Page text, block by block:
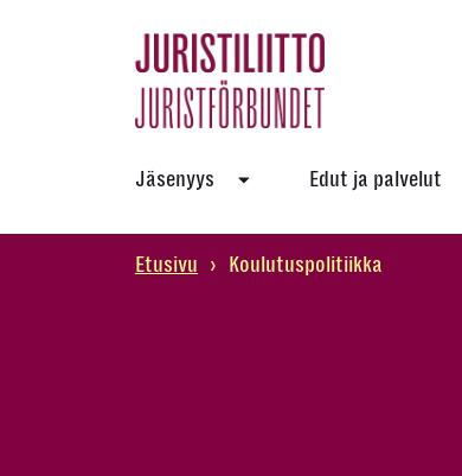
Jäsenyys Edut ja palvelut
Etusivu › Koulutuspolitiikka